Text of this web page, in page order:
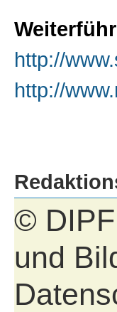
http://
http://
©
und